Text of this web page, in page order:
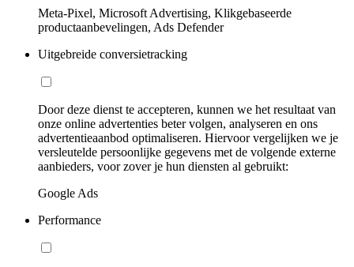
Meta-Pixel, Microsoft Advertising, Klikgebaseerde
productaanbevelingen, Ads Defender
Uitgebreide conversietracking
Door deze dienst te accepteren, kunnen we het resultaat van
onze online advertenties beter volgen, analyseren en ons
advertentieaanbod optimaliseren. Hiervoor vergelijken we je
versleutelde persoonlijke gegevens met de volgende externe
aanbieders, voor zover je hun diensten al gebruikt:
Google Ads
Performance